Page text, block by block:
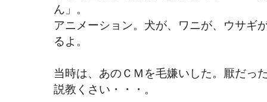
ん」。
アニメーション。犬が、ワニが、ウサギ
るよ。
当時は、あのＣＭを毛嫌いした。厭だっ
説教くさい・・・。